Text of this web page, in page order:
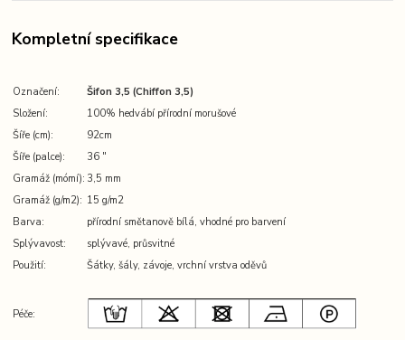
Kompletní specifikace
Označení:
Šifon 3,5 (Chiffon 3,5)
Složení:
100% hedvábí přírodní morušové
Šíře (cm):
92cm
Šíře (palce):
36 ″
Gramáž (mómí): 3,5 mm
Gramáž (g/m2): 15 g/m2
Barva:
přírodní smětanově bílá, vhodné pro barvení
Splývavost:
splývavé, průsvitné
Použití:
Šátky, šály, závoje, vrchní vrstva oděvů
Péče: